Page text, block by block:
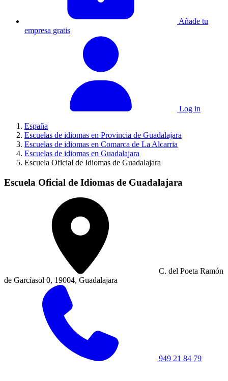
Añade tu
empresa gratis
Log in
España
Escuelas de idiomas en Provincia de Guadalajara
Escuelas de idiomas en Comarca de La Alcarria
Escuelas de idiomas en Guadalajara
Escuela Oficial de Idiomas de Guadalajara
Escuela Oficial de Idiomas de Guadalajara
C. del Poeta Ramón
de Garcíasol 0, 19004, Guadalajara
949 21 84 79